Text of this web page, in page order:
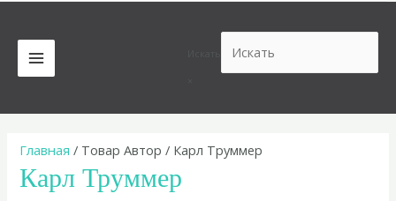
MAIN
MENU
Главная / Товар Автор / Карл Труммер
Карл Труммер